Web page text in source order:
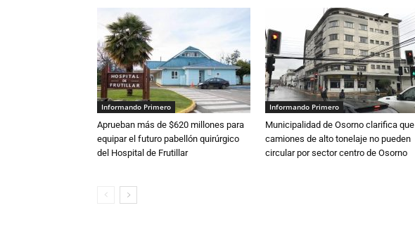
Informando Primero
Aprueban más de $620 millones para
equipar el futuro pabellón quirúrgico
del Hospital de Frutillar
Informando Primero
Municipalidad de Osorno clarifica que
camiones de alto tonelaje no pueden
circular por sector centro de Osorno